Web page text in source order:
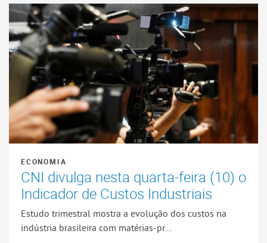
ECONOMIA
CNI divulga nesta quarta-feira (10) o
Indicador de Custos Industriais
Estudo trimestral mostra a evolução dos custos na
indústria brasileira com matérias-pr...